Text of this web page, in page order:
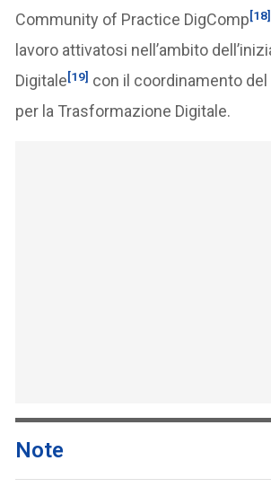
Community of Practice DigComp[18]
lavoro attivatosi nell’ambito
Digitale[19] con il coordinamento
per la Trasformazione Digitale.
Note